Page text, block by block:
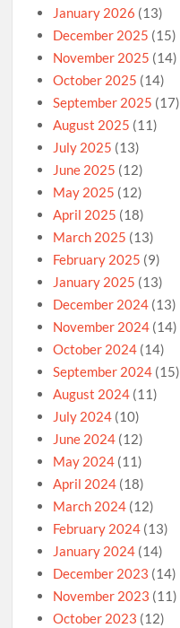
January 2026 (13)
December 2025 (15)
November 2025 (14)
October 2025 (14)
September 2025 (17)
August 2025 (11)
July 2025 (13)
June 2025 (12)
May 2025 (12)
April 2025 (18)
March 2025 (13)
February 2025 (9)
January 2025 (13)
December 2024 (13)
November 2024 (14)
October 2024 (14)
September 2024 (15)
August 2024 (11)
July 2024 (10)
June 2024 (12)
May 2024 (11)
April 2024 (18)
March 2024 (12)
February 2024 (13)
January 2024 (14)
December 2023 (14)
November 2023 (11)
October 2023 (12)